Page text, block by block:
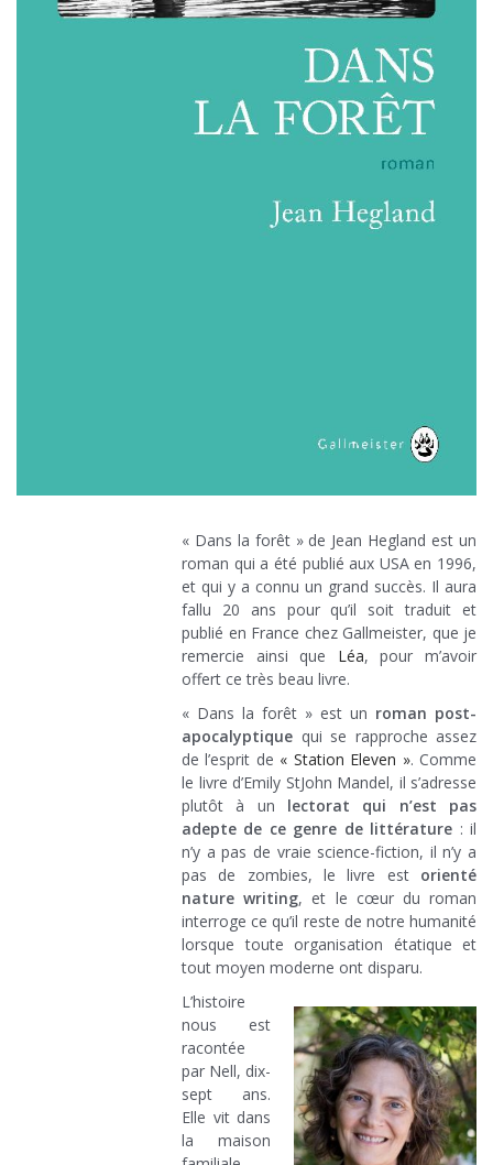
« Dans la forêt » de Jean Hegland est un
roman qui a été publié aux USA en 1996,
et qui y a connu un grand succès. Il aura
fallu 20 ans pour qu’il soit traduit et
publié en France chez Gallmeister, que je
remercie ainsi que Léa, pour m’avoir
offert ce très beau livre.
« Dans la forêt » est un roman post-
apocalyptique qui se rapproche assez
de l’esprit de « Station Eleven ». Comme
le livre d’Emily StJohn Mandel, il s’adresse
plutôt à un lectorat qui n’est pas
adepte de ce genre de littérature : il
n’y a pas de vraie science-fiction, il n’y a
pas de zombies, le livre est orienté
nature writing, et le cœur du roman
interroge ce qu’il reste de notre humanité
lorsque toute organisation étatique et
tout moyen moderne ont disparu.
L’histoire
nous est
racontée
par Nell, dix-
sept ans.
Elle vit dans
la maison